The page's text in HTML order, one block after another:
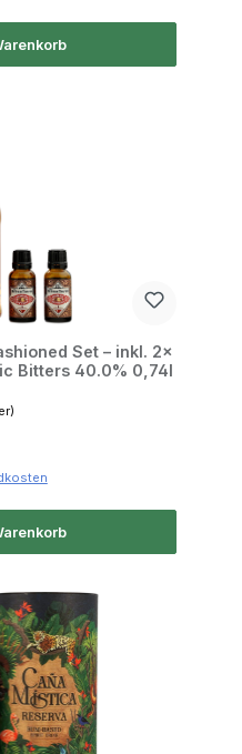
Set – inkl. 2×
Bitters 40.0% 0,74l